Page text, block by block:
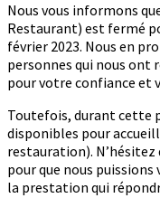
Nous vous informons
Restaurant) est fermé
février 2023. Nous en
personnes qui nous ont
pour votre confiance et
Toutefois, durant cette
disponibles pour
restauration). N’hésitez
pour que nous
la prestation qui